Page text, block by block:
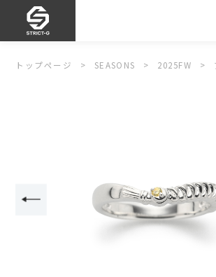
トップページ SEASONS 2025FW